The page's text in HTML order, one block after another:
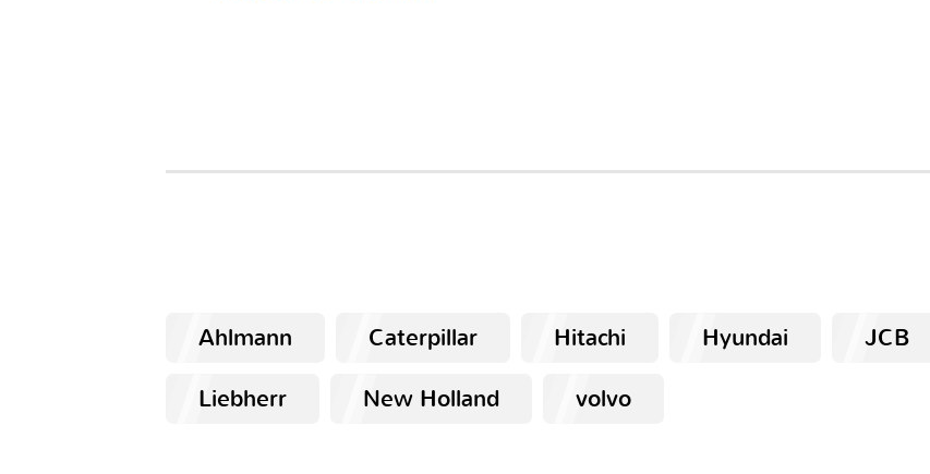
Ahlmann Caterpillar Hitachi Hyundai JCB
Liebherr
New Holland volvo